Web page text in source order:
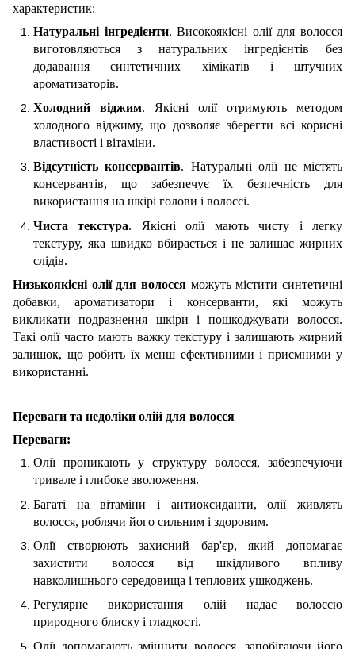
характеристик:
Натуральні інгредієнти. Високоякісні олії для волосся
виготовляються з натуральних інгредієнтів без
додавання синтетичних хімікатів і штучних
ароматизаторів.
Холодний віджим. Якісні олії отримують методом
холодного віджиму, що дозволяє зберегти всі корисні
властивості і вітаміни.
Відсутність консервантів. Натуральні олії не містять
консервантів, що забезпечує їх безпечність для
використання на шкірі голови і волоссі.
Чиста текстура. Якісні олії мають чисту і легку
текстуру, яка швидко вбирається і не залишає жирних
слідів.
Низькоякісні олії для волосся можуть містити синтетичні
добавки, ароматизатори і консерванти, які можуть
викликати подразнення шкіри і пошкоджувати волосся.
Такі олії часто мають важку текстуру і залишають жирний
залишок, що робить їх менш ефективними і приємними у
використанні.
Переваги та недоліки олій для волосся
Переваги:
Олії проникають у структуру волосся, забезпечуючи
тривале і глибоке зволоження.
Багаті на вітаміни і антиоксиданти, олії живлять
волосся, роблячи його сильним і здоровим.
Олії створюють захисний бар'єр, який допомагає
захистити волосся від шкідливого впливу
навколишнього середовища і теплових ушкоджень.
Регулярне використання олій надає волоссю
природного блиску і гладкості.
Олії допомагають зміцнити волосся, запобігаючи його